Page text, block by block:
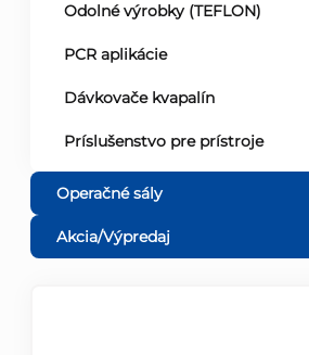
Odolné výrobky (TEFLON)
PCR aplikácie
Dávkovače kvapalín
Príslušenstvo pre prístroje
Operačné sály
Akcia/Výpredaj